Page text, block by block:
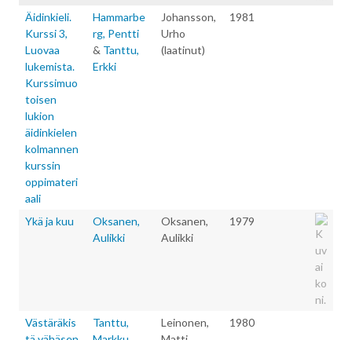
Äidinkieli.
Kurssi 3,
Luovaa
lukemista.
Kurssimuo
toisen
lukion
äidinkielen
kolmannen
kurssin
oppimateri
aali
Hammarbe
rg, Pentti
& Tanttu,
Erkki
Johansson,
Urho
(laatinut)
1981
Ykä ja kuu
Oksanen,
Aulikki
Oksanen,
Aulikki
1979
Västäräkis
Tanttu,
Leinonen,
1980